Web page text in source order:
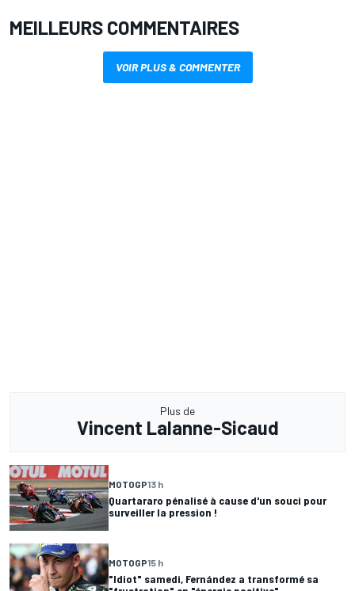
MEILLEURS COMMENTAIRES
VOIR PLUS & COMMENTER
Plus de
Vincent Lalanne-Sicaud
MOTOGP13 h
Quartararo pénalisé à cause d'un souci pour
surveiller la pression !
MOTOGP15 h
"Idiot" samedi, Fernández a transformé sa